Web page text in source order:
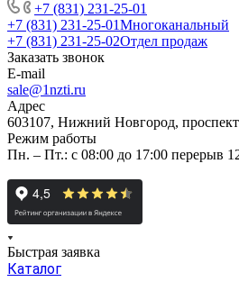
+7 (831) 231-25-01
+7 (831) 231-25-01Многоканальный
+7 (831) 231-25-02Отдел продаж
Заказать звонок
E-mail
sale@1nzti.ru
Адрес
603107, Нижний Новгород, проспект
Режим работы
Пн. – Пт.: с 08:00 до 17:00 перерыв
Быстрая заявка
Каталог